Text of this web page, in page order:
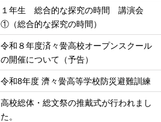
１年生 総合的な探究の時間 講演会
①（総合的な探究の時間）
令和８年度済々黌高校オープンスクール
の開催について（予告）
令和8年度 濟々黌高等学校防災避難訓練
高校総体・総文祭の推戴式が行われまし
た。